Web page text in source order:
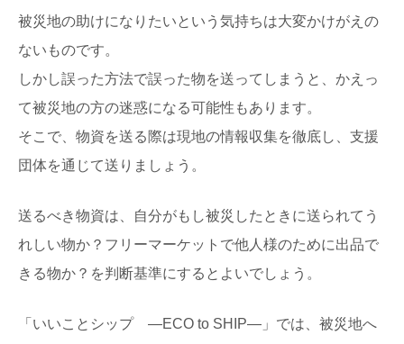
被災地の助けになりたいという気持ちは大変かけがえの
ないものです。
しかし誤った方法で誤った物を送ってしまうと、かえっ
て被災地の方の迷惑になる可能性もあります。
そこで、物資を送る際は現地の情報収集を徹底し、支援
団体を通じて送りましょう。
送るべき物資は、自分がもし被災したときに送られてう
れしい物か？フリーマーケットで他人様のために出品で
きる物か？を判断基準にするとよいでしょう。
「いいことシップ ―ECO to SHIP―」では、被災地へ